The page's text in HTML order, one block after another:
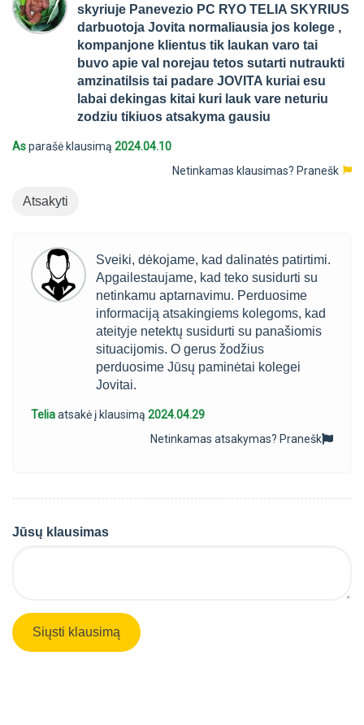
skyriuje Panevezio PC RYO TELIA SKYRIUS
darbuotoja Jovita normaliausia jos kolege ,
kompanjone klientus tik laukan varo tai
buvo apie val norejau tetos sutarti nutraukti
amzinatilsis tai padare JOVITA kuriai esu
labai dekingas kitai kuri lauk vare neturiu
zodziu tikiuos atsakyma gausiu
Asparašė klausimą 2024.04.10
Netinkamas klausimas? Pranešk
Atsakyti
Sveiki, dėkojame, kad dalinatės patirtimi.
Apgailestaujame, kad teko susidurti su
netinkamu aptarnavimu. Perduosime
informaciją atsakingiems kolegoms, kad
ateityje netektų susidurti su panašiomis
situacijomis. O gerus žodžius
perduosime Jūsų paminėtai kolegei
Jovitai.
Teliaatsakė į klausimą 2024.04.29
Netinkamas atsakymas? Pranešk
Jūsų klausimas